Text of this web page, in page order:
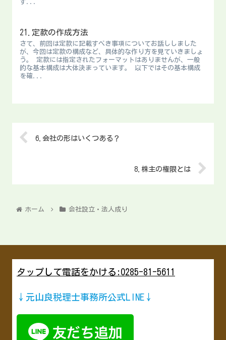
す...
21.定款の作成方法
さて、前回は定款に記載すべき事項についてお話ししました
が、今回は定款の構成など、具体的な作り方を見ていきましょ
う。 定款には指定されたフォーマットはありませんが、一般
的な基本構成は大体決まっています。 以下ではその基本構成
を確...
6.会社の形はいくつある？
8.株主の権限とは
ホーム 会社設立・法人成り
タップして電話をかける:0285-81-5611
↓元山良税理士事務所公式LINE↓